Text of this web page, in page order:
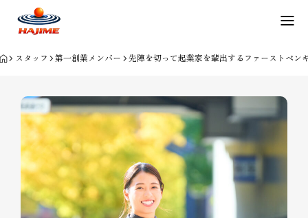
スタッフ 第一創業メンバー 先陣を切って起業家を輩出するファーストペン